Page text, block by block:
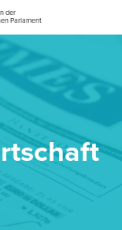
der
Parlament